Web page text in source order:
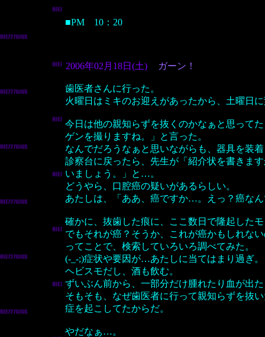
■PM 10：20
2006年02月18日(土) ガーン！
歯医者さんに行った。
火曜日はミキのお迎えがあったから、土曜日
今日は他の親知らずを抜くのかなぁと思って
ゲンを撮りますね。」と言った。
なんでだろうなぁと思いながらも、器具を装
診察台に戻ったら、先生が「紹介状を書きま
いましょう。」と…。
どうやら、口腔癌の疑いがあるらしい。
あたしは、「ああ、癌ですか…。えっ？癌な
確かに、抜歯した痕に、ここ数日で隆起した
でもそれが癌？そうか、これが癌かもしれな
ってことで、検索していろいろ調べてみた。
(-_-;)症状や要因が…あたしに当てはまり過ぎ。
ヘビスモだし、酒も飲む。
ずいぶん前から、一部分だけ腫れたり血が出
そもそも、なぜ歯医者に行って親知らずを抜
症を起こしてたからだ。
やだなぁ…。